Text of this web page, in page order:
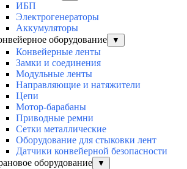
ИБП
Электрогенераторы
Аккумуляторы
оборудование
▼
Конвейерные ленты
Замки и соединения
Модульные ленты
Направляющие и натяжители
Цепи
Мотор-барабаны
Приводные ремни
Сетки металлические
Оборудование для стыковки лент
Датчики конвейерной безопасности
оборудование
▼